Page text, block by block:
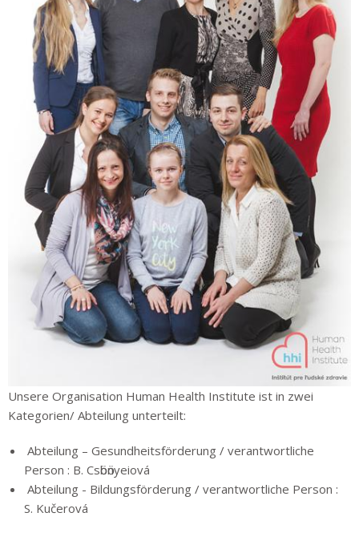
Unsere Organisation Human Health Institute ist in zwei
Kategorien/ Abteilung unterteilt:
Abteilung – Gesundheitsförderung / verantwortliche
Person : B. Csӧbӧnyeiová
Abteilung - Bildungsförderung / verantwortliche Person :
S. Kučerová